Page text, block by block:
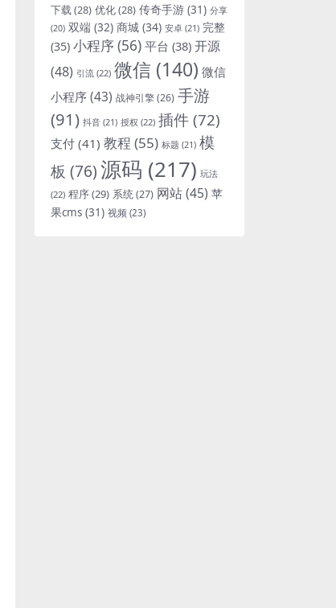
下载(28) 优化(28) 传奇手游 (31) 分享
(20) 双端 (32) 商城 (34) 安卓 (21) 完整
(35) 小程序(56) 平台 (38) 开源
(48) 引流 (22) 微信 (140) 微信
小程序(43) 战神引擎(26) 手游
(91) 抖音 (21) 授权 (22) 插件 (72)
支付 (41) 教程 (55) 标题 (21) 模
板 (76)源码 (217) 玩法
(22) 程序(29) 系统(27) 网站(45) 苹
果cms (31) 视频 (23)